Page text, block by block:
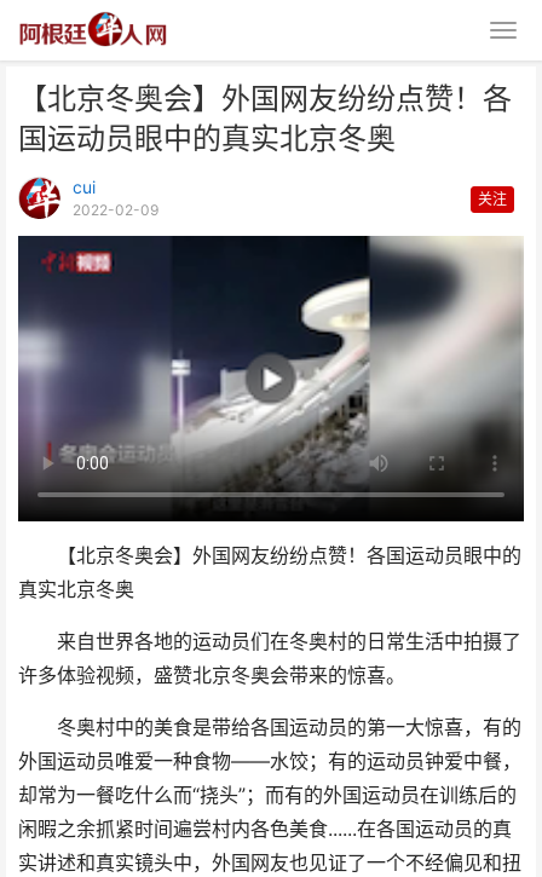
【北京冬奥会】外国网友纷纷点赞！各
国运动员眼中的真实北京冬奥
cui
2022-02-09
关注
【北京冬奥会】外国网友纷纷点赞！各国运动员眼中的
真实北京冬奥
来自世界各地的运动员们在冬奥村的日常生活中拍摄了
许多体验视频，盛赞北京冬奥会带来的惊喜。
冬奥村中的美食是带给各国运动员的第一大惊喜，有的
外国运动员唯爱一种食物——水饺；有的运动员钟爱中餐，
却常为一餐吃什么而“挠头”；而有的外国运动员在训练后的
闲暇之余抓紧时间遍尝村内各色美食......在各国运动员的真
实讲述和真实镜头中，外国网友也见证了一个不经偏见和扭
【北京冬奥会】外国网友纷纷点
赞！各国运动员眼中的真实